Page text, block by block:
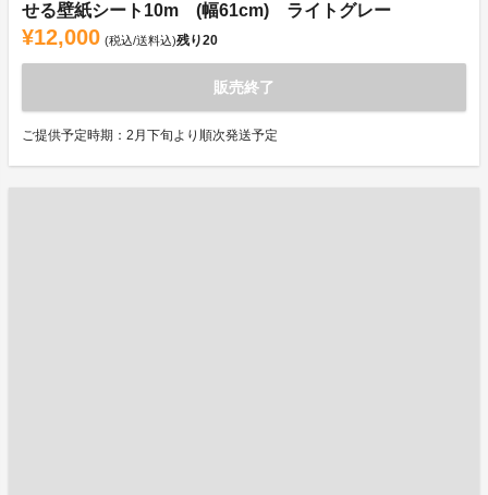
せる壁紙シート10m (幅61cm) ライトグレー
¥12,000 (税込/送料込)残り20
販売終了
ご提供予定時期：2月下旬より順次発送予定